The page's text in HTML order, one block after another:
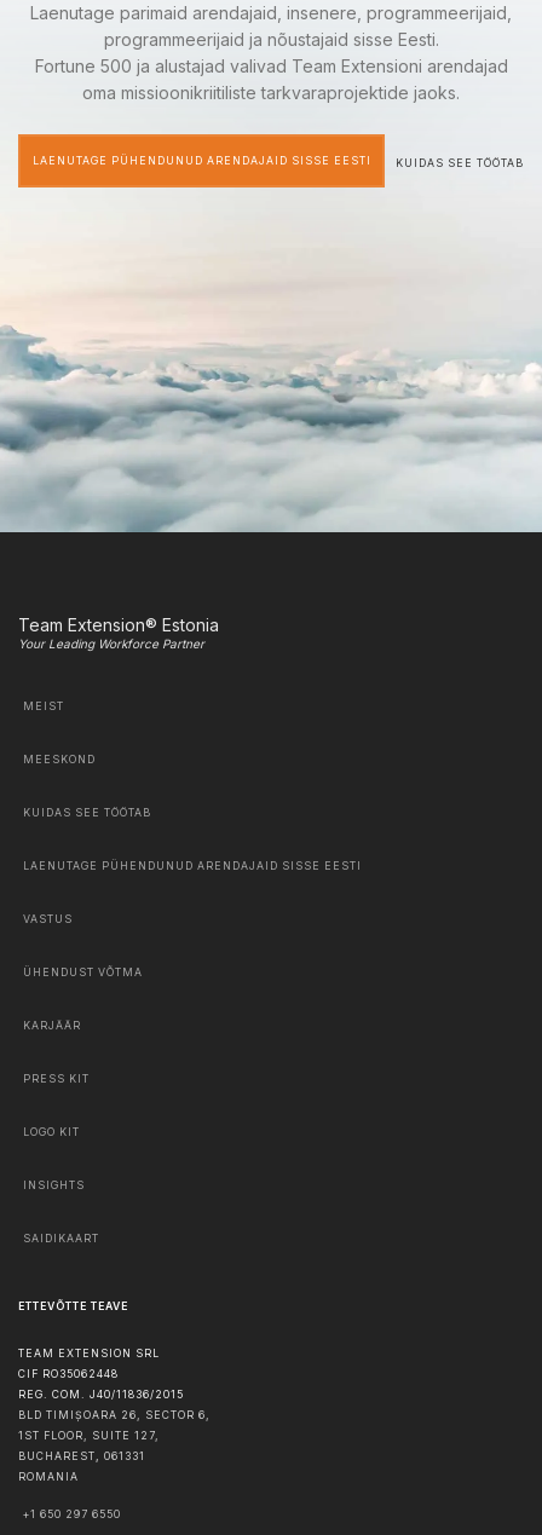
Laenutage parimaid arendajaid, insenere, programmeerijaid,
programmeerijaid ja nõustajaid sisse Eesti.
Fortune 500 ja alustajad valivad Team Extensioni arendajad
oma missioonikriitiliste tarkvaraprojektide jaoks.
LAENUTAGE PÜHENDUNUD ARENDAJAID SISSE EESTI KUIDAS SEE TÖÖTAB
Team Extension® Estonia
Your Leading Workforce Partner
MEIST
MEESKOND
KUIDAS SEE TÖÖTAB
LAENUTAGE PÜHENDUNUD ARENDAJAID SISSE EESTI
VASTUS
ÜHENDUST VÕTMA
KARJÄÄR
PRESS KIT
LOGO KIT
INSIGHTS
SAIDIKAART
ETTEVÕTTE TEAVE
TEAM EXTENSION SRL
CIF RO35062448
REG. COM. J40/11836/2015
BLD TIMIȘOARA 26, SECTOR 6,
1ST FLOOR, SUITE 127,
BUCHAREST, 061331
ROMANIA
+1 650 297 6550